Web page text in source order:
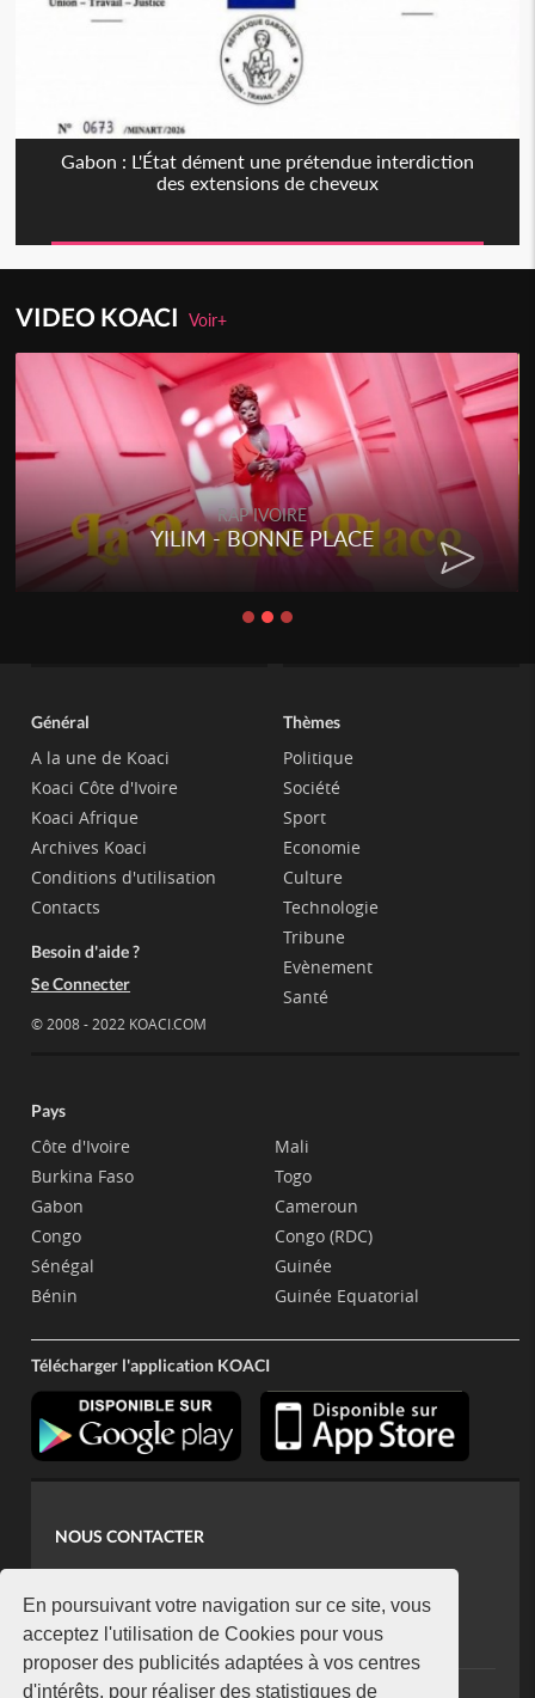
En poursuivant votre navigation sur ce site, vous
acceptez l'utilisation de Cookies pour vous
proposer des publicités adaptées à vos centres
d'intérêts, pour réaliser des statistiques de
Gabon : L'État dément une prétendue interdiction
des extensions de cheveux
VIDEO KOACIVoir+
RAP IVOIRE
YILIM - BONNE PLACE
Général
A la une de Koaci
Koaci Côte d'Ivoire
Koaci Afrique
Archives Koaci
Conditions d'utilisation
Contacts
Besoin d'aide ?
Se Connecter
© 2008 - 2022 KOACI.COM
Thèmes
Politique
Société
Sport
Economie
Culture
Technologie
Tribune
Evènement
Santé
Pays
Côte d'Ivoire
Burkina Faso
Gabon
Congo
Sénégal
Bénin
Mali
Togo
Cameroun
Congo (RDC)
Guinée
Guinée Equatorial
Télécharger l'application KOACI
NOUS CONTACTER
koaci@yahoo.fr
+225 07 08 85 52 93